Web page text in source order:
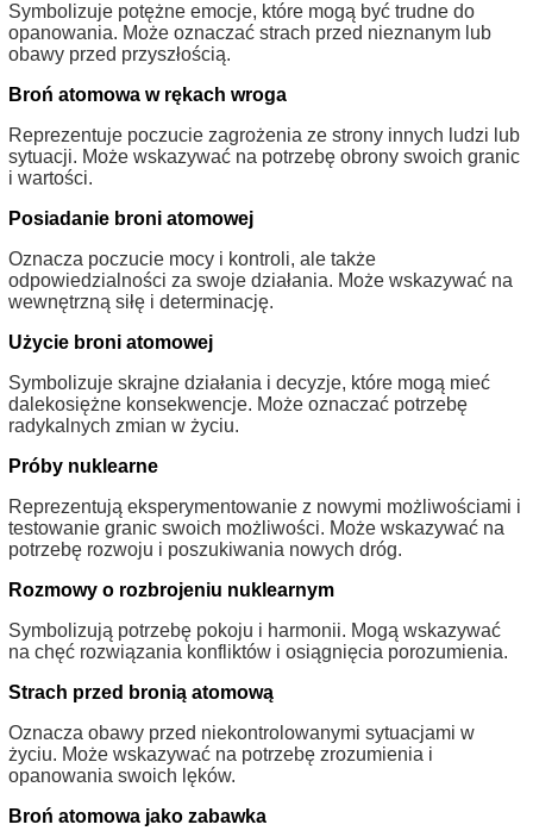
Symbolizuje potężne emocje, które mogą być trudne do
opanowania. Może oznaczać strach przed nieznanym lub
obawy przed przyszłością.
Broń atomowa w rękach wroga
Reprezentuje poczucie zagrożenia ze strony innych ludzi lub
sytuacji. Może wskazywać na potrzebę obrony swoich granic
i wartości.
Posiadanie broni atomowej
Oznacza poczucie mocy i kontroli, ale także
odpowiedzialności za swoje działania. Może wskazywać na
wewnętrzną siłę i determinację.
Użycie broni atomowej
Symbolizuje skrajne działania i decyzje, które mogą mieć
dalekosiężne konsekwencje. Może oznaczać potrzebę
radykalnych zmian w życiu.
Próby nuklearne
Reprezentują eksperymentowanie z nowymi możliwościami i
testowanie granic swoich możliwości. Może wskazywać na
potrzebę rozwoju i poszukiwania nowych dróg.
Rozmowy o rozbrojeniu nuklearnym
Symbolizują potrzebę pokoju i harmonii. Mogą wskazywać
na chęć rozwiązania konfliktów i osiągnięcia porozumienia.
Strach przed bronią atomową
Oznacza obawy przed niekontrolowanymi sytuacjami w
życiu. Może wskazywać na potrzebę zrozumienia i
opanowania swoich lęków.
Broń atomowa jako zabawka